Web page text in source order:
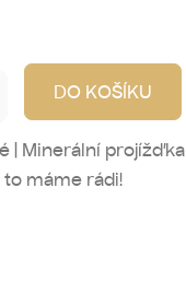
DO KOŠÍKU
| Minerální
to máme rádi!